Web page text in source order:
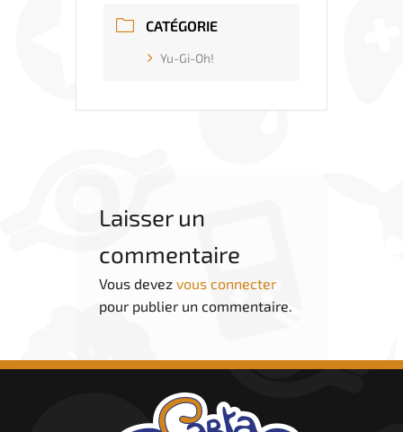
CATÉGORIE
Yu-Gi-Oh!
Laisser un
commentaire
Vous devez vous connecter
pour publier un commentaire.